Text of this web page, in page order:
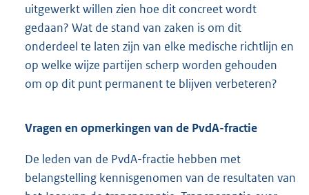
uitgewerkt willen zien hoe dit concreet wordt
gedaan? Wat de stand van zaken is om dit
onderdeel te laten zijn van elke medische richtlijn en
op welke wijze partijen scherp worden gehouden
om op dit punt permanent te blijven verbeteren?
Vragen en opmerkingen van de PvdA-fractie
De leden van de PvdA-fractie hebben met
belangstelling kennisgenomen van de resultaten van